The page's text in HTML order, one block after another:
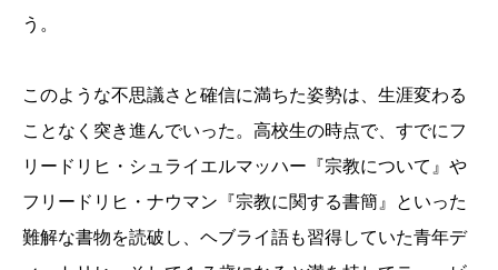
う。
このような不思議さと確信に満ちた姿勢は、生涯変わる
ことなく突き進んでいった。高校生の時点で、すでにフ
リードリヒ・シュライエルマッハー『宗教について』や
フリードリヒ・ナウマン『宗教に関する書簡』といった
難解な書物を読破し、ヘブライ語も習得していた青年デ